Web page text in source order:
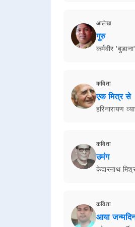
आलेख
गुरु
कर्मवीर 'बुडाना'
कविता
एक मित्र से
हरिनारायण
कविता
उमंग
केदारनाथ
कविता
आया